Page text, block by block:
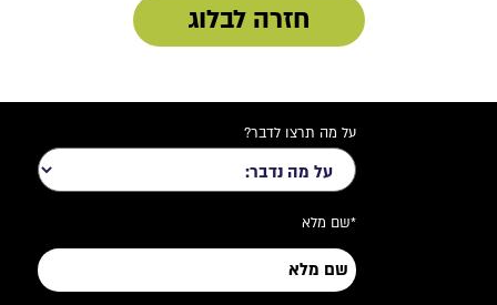
חזרה לבלוג
על מה תרצו לדבר?
*שם מלא